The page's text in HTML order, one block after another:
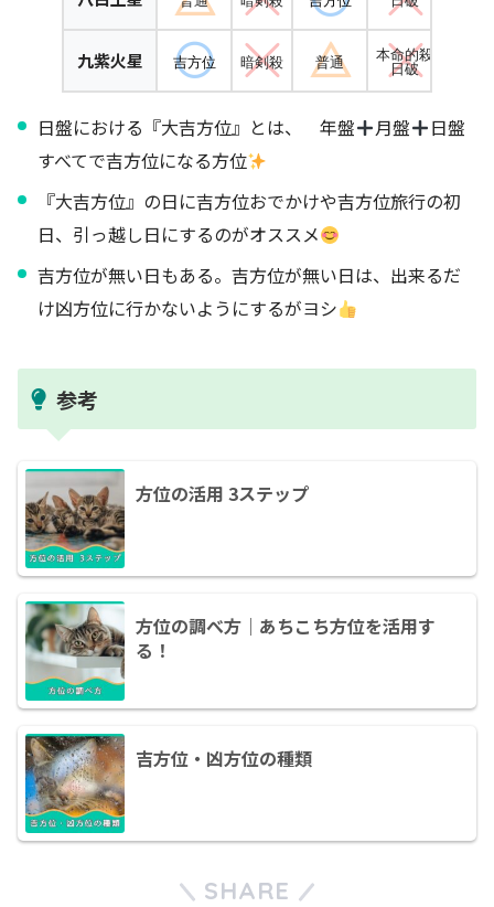
九紫火星 吉方位 暗剣殺 普通
本命的殺
日破
日盤における『大吉方位』とは、 年盤 月盤
日盤
すべてで吉方位になる方位
『大吉方位』の日に吉方位おでかけや吉方位旅行の初
日、引っ越し日にするのがオススメ
吉方位が無い日もある。吉方位が無い日は、出来るだ
け凶方位に行かないようにするがヨシ
参考
方位の活用 3ステップ
方位の調べ方｜あちこち方位を活用す
る！
吉方位・凶方位の種類
SHARE